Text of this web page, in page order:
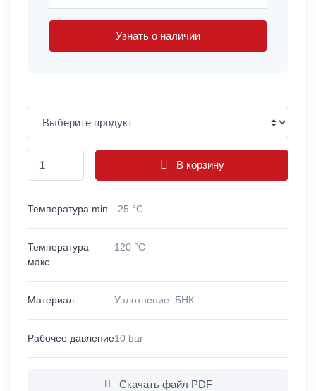
Узнать о наличии
В корзину
Температура min. -25 °C
Температура
макс.
120 °C
Материал Уплотнение: БНК
Рабочее давление10 bar
Скачать файл PDF